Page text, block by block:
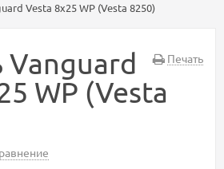
Vesta 8x25 WP (Vesta 8250)
Печать
Vanguard
WP (Vesta